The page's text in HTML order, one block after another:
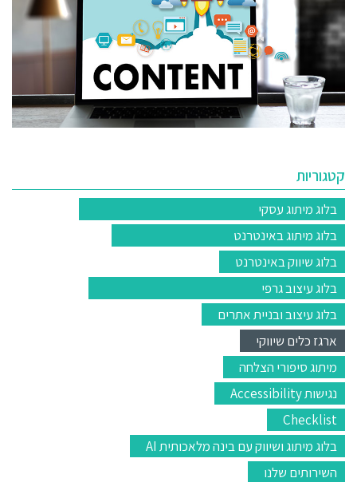
קטגוריות
בלוג מיתוג עסקי
בלוג מיתוג באינטרנט
בלוג שיווק באינטרנט
בלוג עיצוב גרפי
בלוג עיצוב ובניית אתרים
ארגז כלים שיווקי
מיתוג סיפורי הצלחה
נגישות Accessibility
Checklist
בלוג מיתוג ושיווק עם בינה מלאכותית AI
השירותים שלנו